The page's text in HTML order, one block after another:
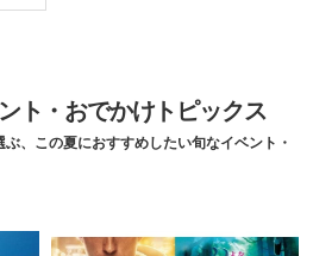
ト・おでかけトピックス
、この夏におすすめしたい旬なイベント・